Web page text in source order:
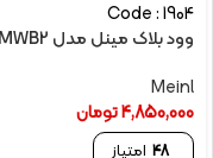
Code : 1904
وود بلاک مینل مدل MWB2
Meinl
4,850,000تومان
48 امتیاز